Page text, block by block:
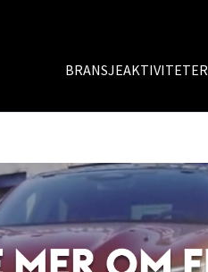
BRANSJEAKTIVITETER